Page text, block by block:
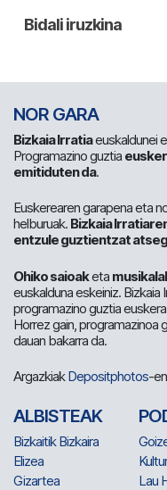
NOR GARA
Bizkaia Irratiaeuskaldunei
Programazino guztia
emitiduten da.
Euskerearen garapena eta
helburuak. Bizkaia
entzule guztientzat
Ohiko saioaketa
euskalduna eskeiniz. Bizkaia
programazino guztia
Horrez gain, programazinoa
dauan bakarra da.
ArgazkiakDepositphotos-
ALBISTEAK
Bizkaitik Bizkaira
Elizea
Gizartea
Lau